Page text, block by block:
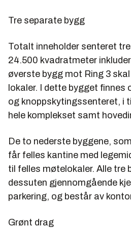
Tre separate bygg
Totalt inneholder senteret
24.500 kvadratmeter
øverste bygg mot Ring 3
lokaler. I dette bygget finnes
og knoppskytingssenteret, i
hele komplekset samt
De to nederste byggene,
får felles kantine med
til felles møtelokaler. Alle tre
dessuten gjennomgående
parkering, og består av
Grønt drag